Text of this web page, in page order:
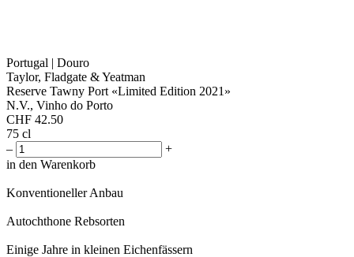
Portugal | Douro
Taylor, Fladgate & Yeatman
Reserve Tawny Port «Limited Edition 2021»
N.V., Vinho do Porto
CHF 42.50
75 cl
–
+
in den Warenkorb
Konventioneller Anbau
Autochthone Rebsorten
Einige Jahre in kleinen Eichenfässern